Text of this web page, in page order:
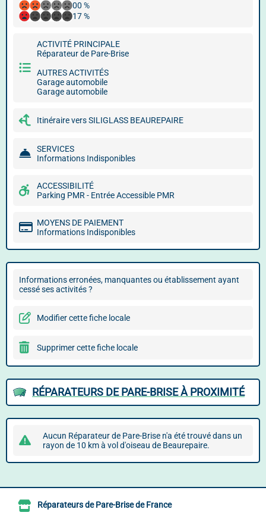
00 %
17 %
ACTIVITÉ PRINCIPALE
Réparateur de Pare-Brise
AUTRES ACTIVITÉS
Garage automobile
Garage automobile
Itinéraire vers SILIGLASS BEAUREPAIRE
SERVICES
Informations Indisponibles
ACCESSIBILITÉ
Parking PMR - Entrée Accessible PMR
MOYENS DE PAIEMENT
Informations Indisponibles
Informations erronées, manquantes ou établissement ayant
cessé ses activités ?
Modifier cette fiche locale
Supprimer cette fiche locale
RÉPARATEURS DE PARE-BRISE À PROXIMITÉ
Aucun Réparateur de Pare-Brise n'a été trouvé dans un
rayon de 10 km à vol d'oiseau de Beaurepaire.
Réparateurs de Pare-Brise de France